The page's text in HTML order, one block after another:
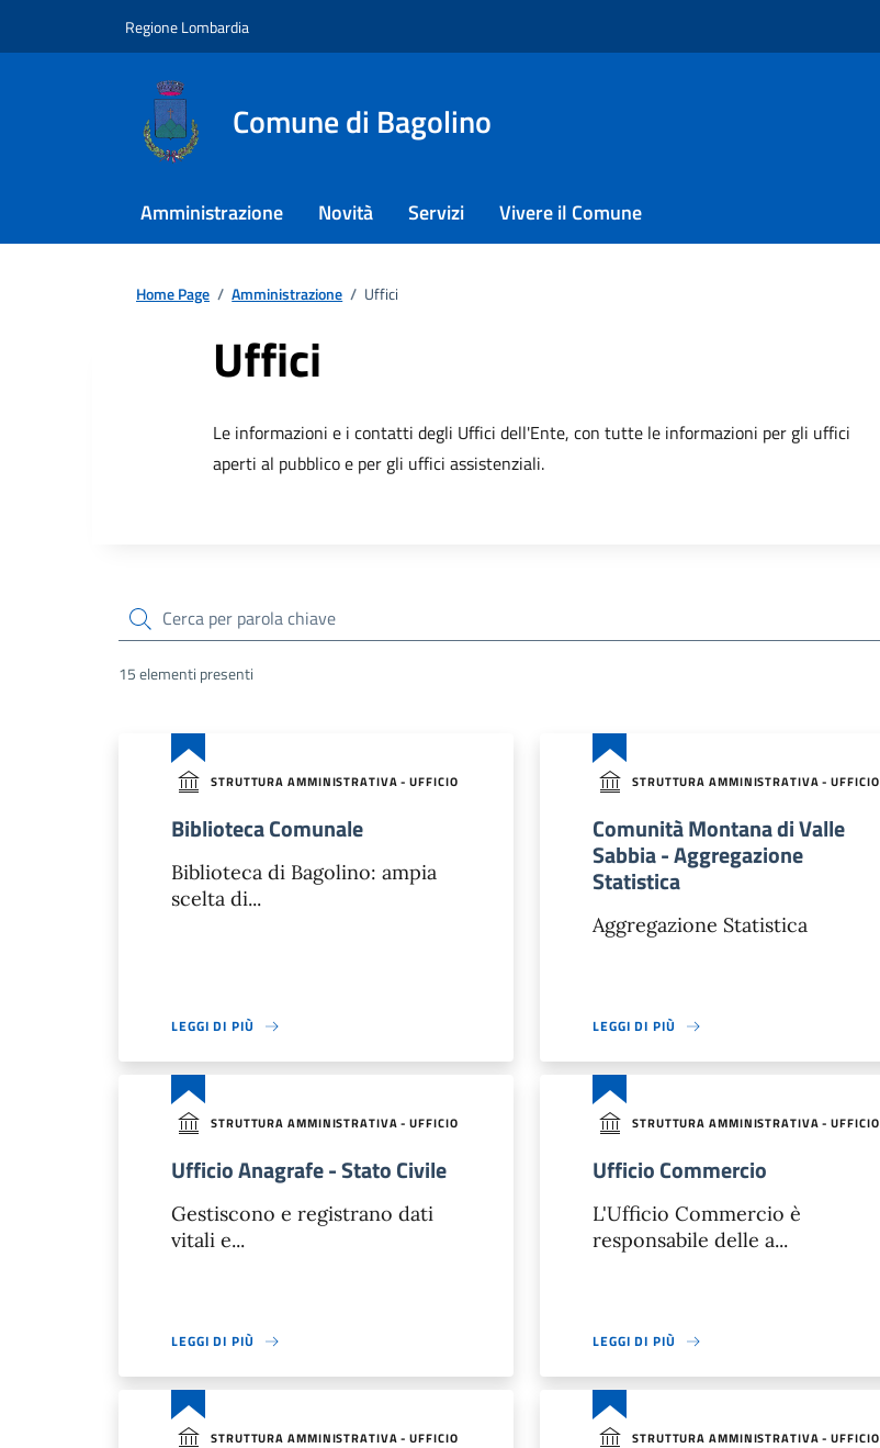
Regione Lombardia
Comune di Bagolino
Amministrazione Novità Servizi Vivere il Comune
Home Page / Amministrazione / Uffici
Uffici
Le informazioni e i contatti degli Uffici dell'Ente, con tutte le informazioni per gli uffici
aperti al pubblico e per gli uffici assistenziali.
cerca
15 elementi presenti
STRUTTURA AMMINISTRATIVA - UFFICIO
Biblioteca Comunale
Biblioteca di Bagolino: ampia
scelta di...
LEGGI DI PIÙ
STRUTTURA AMMINISTRATIVA - UFFICIO
Comunità Montana di Valle
Sabbia - Aggregazione
Statistica
Aggregazione Statistica
LEGGI DI PIÙ
STRUTTURA AMMINISTRATIVA - UFFICIO
Ufficio Anagrafe - Stato Civile
Gestiscono e registrano dati
vitali e...
LEGGI DI PIÙ
STRUTTURA AMMINISTRATIVA - UFFICIO
Ufficio Commercio
L'Ufficio Commercio è
responsabile delle a...
LEGGI DI PIÙ
STRUTTURA AMMINISTRATIVA - UFFICIO STRUTTURA AMMINISTRATIVA - UFFICIO